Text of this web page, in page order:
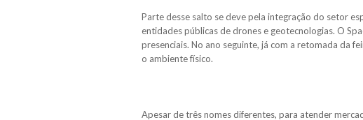
Parte desse salto se deve pela integração do setor
entidades públicas de drones e geotecnologias. O
presenciais. No ano seguinte, já com a retomada da
o ambiente físico.
Apesar de três nomes diferentes, para atender